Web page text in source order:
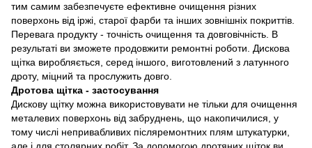
тим самим забезпечуєте ефективне очищення різних
поверхонь від іржі, старої фарби та інших зовнішніх покриттів.
Перевага продукту - точність очищення та довговічність. В
результаті ви зможете продовжити ремонтні роботи. Дискова
щітка виробляється, серед іншого, виготовлений з латунного
дроту, міцний та прослужить довго.
Дротова щітка - застосування
Дискову щітку можна використовувати не тільки для очищення
металевих поверхонь від забруднень, що накопичилися, у
тому числі непривабливих післяремонтних плям штукатурки,